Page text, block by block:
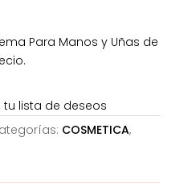
Para Manos y Uñas de
lista de deseos
COSMETICA,